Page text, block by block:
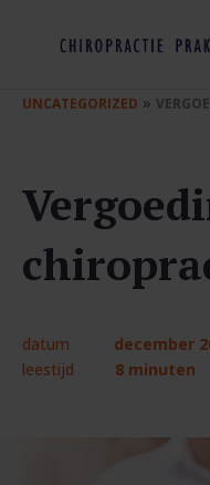
UNCATEGORIZED »
datum
december
leestijd
8 minuten